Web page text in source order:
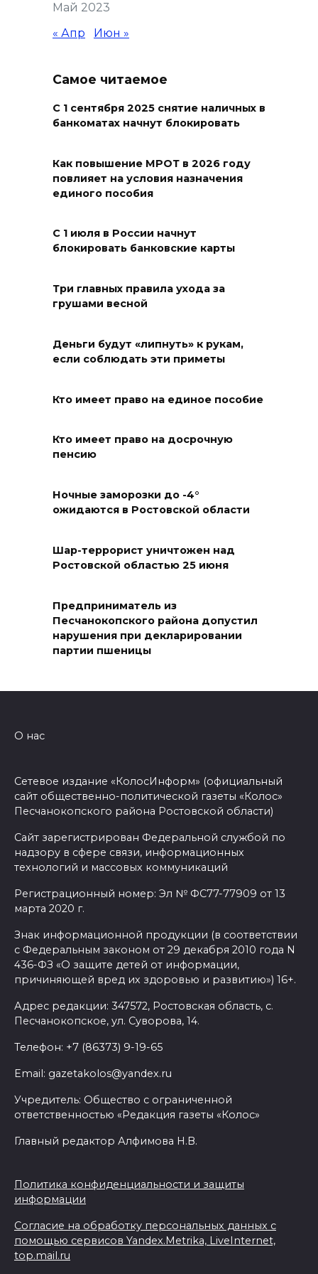
до +40 °C
09 августа 2026 10:31
В 21 донском муниципалитете
жара
Ураган не обещают: сегодня в
Ростове жара
Горел сухостой: в Ростовской
08 августа 2026 23:10
дабы учеба легко давалась:
08 августа 2026 18:37
На трассе Р-280 «Новороссия»
водителей будут
БПЛА по радио
08 августа 2026 18:15
На Дону обсудили вопросы
повышения доступности
участием федеральных
экспертов
08 августа 2026 17:40
Это стало нашей традицией:
ростовчане установили
самодельные поилки для
бездомных животных
на субботник в парке
Островского
08 августа 2026 15:59
Сносить нельзя, сохранять
спасают доходный дом
Рувинского от запустения
08 августа 2026 14:04
В Волгодонске мужчина
поджег газ в квартире
7 человек
Юрий Слюсарь поздравил
Май 2023
« Апр Июн »
Самое читаемое
С 1 сентября 2025 снятие наличных в
банкоматах начнут блокировать
Как повышение МРОТ в 2026 году
повлияет на условия назначения
единого пособия
С 1 июля в России начнут
блокировать банковские карты
Три главных правила ухода за
грушами весной
Деньги будут «липнуть» к рукам,
если соблюдать эти приметы
Кто имеет право на единое пособие
Кто имеет право на досрочную
пенсию
Ночные заморозки до -4°
ожидаются в Ростовской области
Шар-террорист уничтожен над
Ростовской областью 25 июня
Предприниматель из
Песчанокопского района допустил
нарушения при декларировании
партии пшеницы
О нас
Сетевое издание «КолосИнформ» (официальный
сайт общественно-политической газеты «Колос»
Песчанокопского района Ростовской области)
Сайт зарегистрирован Федеральной службой по
надзору в сфере связи, информационных
технологий и массовых коммуникаций
Регистрационный номер: Эл № ФС77-77909 от 13
марта 2020 г.
Знак информационной продукции (в соответствии
с Федеральным законом от 29 декабря 2010 года N
436-ФЗ «О защите детей от информации,
причиняющей вред их здоровью и развитию») 16+.
Адрес редакции: 347572, Ростовская область, с.
Песчанокопское, ул. Суворова, 14.
Телефон: +7 (86373) 9-19-65
Email: gazetakolos@yandex.ru
Учредитель: Общество с ограниченной
ответственностью «Редакция газеты «Колос»
Главный редактор Алфимова Н.В.
Политика конфиденциальности и защиты
информации
Согласие на обработку персональных данных с
помощью сервисов Yandex.Metrika, LiveInternet,
top.mail.ru